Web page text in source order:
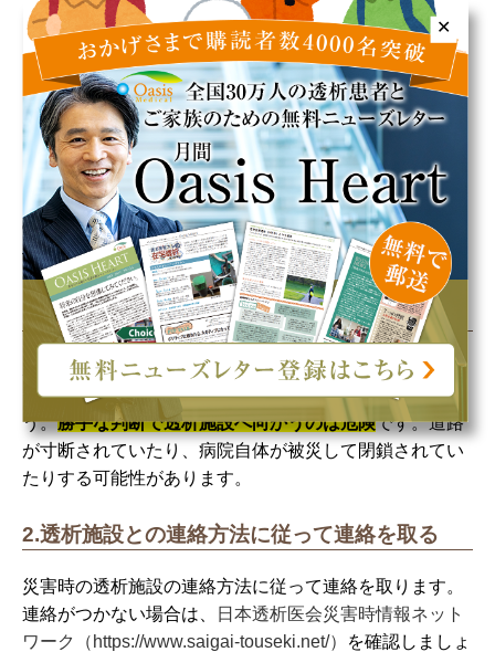
実際に災害が起きて断水してしまった場合、慌てずに以
下の手順で行動しましょう。
1.まずは身の安全を確保し、待機する
災害での断水の場合は、まずは自宅で身の安全を確保
し、テレビやラジオで地域の被害状況を確認しましょ
う。勝手な判断で透析施設へ向かうのは危険です。道路
が寸断されていたり、病院自体が被災して閉鎖されてい
たりする可能性があります。
2.透析施設との連絡方法に従って連絡を取る
災害時の透析施設の連絡方法に従って連絡を取ります。
連絡がつかない場合は、
日本透析医会災害時情報ネット
ワーク（https://www.saigai-touseki.net/）
を確認しましょ
✕